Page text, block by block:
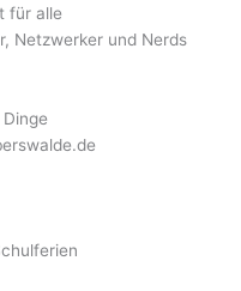
für alle
Netzwerker und Nerds